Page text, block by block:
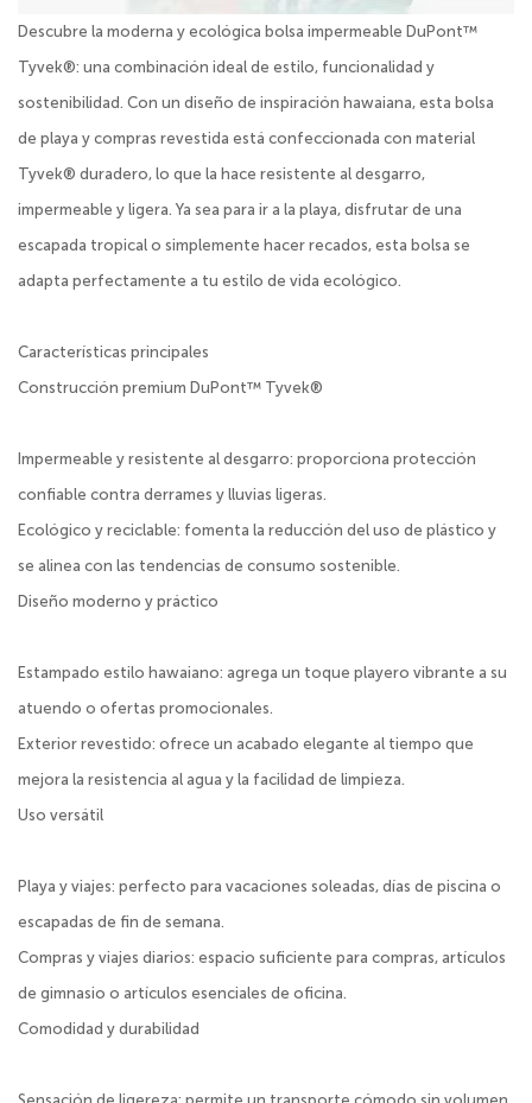
Descubre la moderna y ecológica bolsa impermeable DuPont™
Tyvek®: una combinación ideal de estilo, funcionalidad y
sostenibilidad. Con un diseño de inspiración hawaiana, esta bolsa
de playa y compras revestida está confeccionada con material
Tyvek® duradero, lo que la hace resistente al desgarro,
impermeable y ligera. Ya sea para ir a la playa, disfrutar de una
escapada tropical o simplemente hacer recados, esta bolsa se
adapta perfectamente a tu estilo de vida ecológico.
Características principales
Construcción premium DuPont™ Tyvek®
Impermeable y resistente al desgarro: proporciona protección
confiable contra derrames y lluvias ligeras.
Ecológico y reciclable: fomenta la reducción del uso de plástico y
se alinea con las tendencias de consumo sostenible.
Diseño moderno y práctico
Estampado estilo hawaiano: agrega un toque playero vibrante a su
atuendo o ofertas promocionales.
Exterior revestido: ofrece un acabado elegante al tiempo que
mejora la resistencia al agua y la facilidad de limpieza.
Uso versátil
Playa y viajes: perfecto para vacaciones soleadas, días de piscina o
escapadas de fin de semana.
Compras y viajes diarios: espacio suficiente para compras, artículos
de gimnasio o artículos esenciales de oficina.
Comodidad y durabilidad